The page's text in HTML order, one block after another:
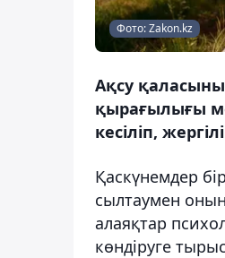
Фото: Zakon.kz
Ақсу
қырағылығы
кесіліп,
Қаскүнемдер
сылтаумен
алаяқтар
көндіруге